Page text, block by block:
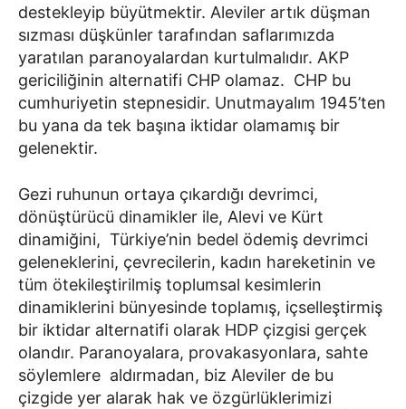
destekleyip büyütmektir. Aleviler artık düşman
sızması düşkünler tarafından saflarımızda
yaratılan paranoyalardan kurtulmalıdır. AKP
gericiliğinin alternatifi CHP olamaz. CHP bu
cumhuriyetin stepnesidir. Unutmayalım 1945’ten
bu yana da tek başına iktidar olamamış bir
gelenektir.
Gezi ruhunun ortaya çıkardığı devrimci,
dönüştürücü dinamikler ile, Alevi ve Kürt
dinamiğini, Türkiye’nin bedel ödemiş devrimci
geleneklerini, çevrecilerin, kadın hareketinin ve
tüm ötekileştirilmiş toplumsal kesimlerin
dinamiklerini bünyesinde toplamış, içselleştirmiş
bir iktidar alternatifi olarak HDP çizgisi gerçek
olandır. Paranoyalara, provakasyonlara, sahte
söylemlere aldırmadan, biz Aleviler de bu
çizgide yer alarak hak ve özgürlüklerimizi